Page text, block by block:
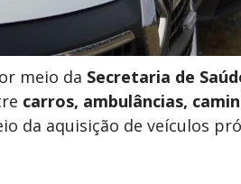
meio da Secretaria de
carros, ambulâncias,
da aquisição de veículos